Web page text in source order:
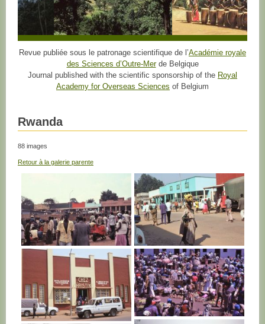
Revue publiée sous le patronage scientifique de l’Académie royale
des Sciences d’Outre-Merde Belgique
Journal published with the scientific sponsorship of the Royal
Academy for Overseas Sciences of Belgium
Rwanda
88 images
Retour à la galerie parente
RWANDA RWANDA